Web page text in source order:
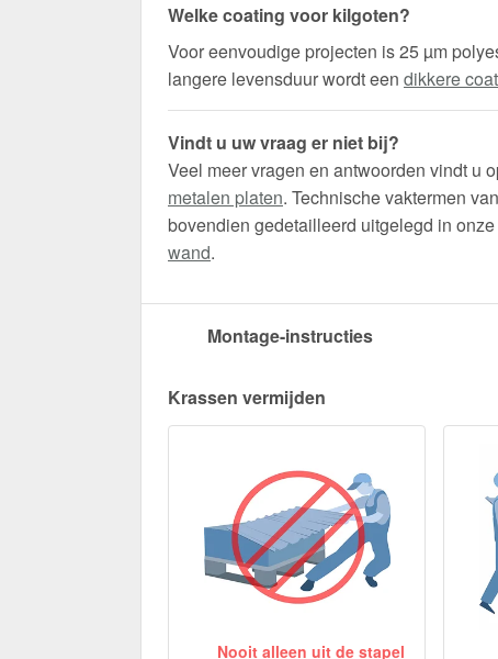
Welke coating voor kilgoten?
Voor eenvoudige projecten is 25 µm
langere levensduur wordt een dikkere
Vindt u uw vraag er niet bij?
Veel meer vragen en antwoorden vindt u
metalen platen. Technische vaktermen
bovendien gedetailleerd uitgelegd in onze
wand.
Montage-instructies
Krassen vermijden
Nooit alleen uit de stapel